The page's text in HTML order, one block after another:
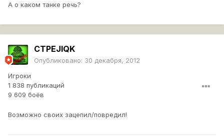
А о каком танке речь?
CTPEJIQK
Опубликовано: 30 декабря, 2012
Игроки
1 838 публикаций
9 609 боёв
Возможно своих зацепил/повредил!